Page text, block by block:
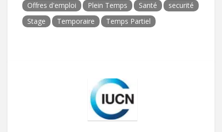
Offres d'emploi
Plein Temps Santé
securité
Stage
Temporaire Temps Partiel